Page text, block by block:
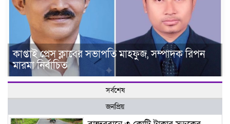
কাপ্তাই প্রেস ক্লাবের সভাপতি মাহফুজ, সম্পাদক রিপন
মারমা নির্বাচিত
সর্বশেষ
জনপ্রিয়